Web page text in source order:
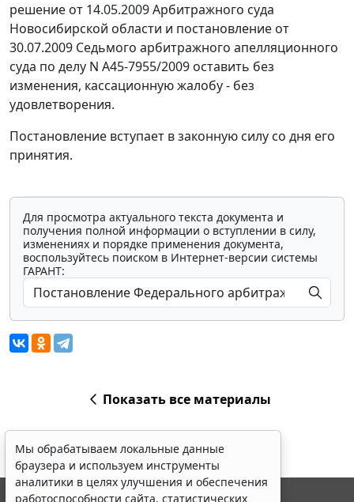
решение от 14.05.2009 Арбитражного суда
Новосибирской области и постановление от
30.07.2009 Седьмого арбитражного апелляционного
суда по делу N А45-7955/2009 оставить без
изменения, кассационную жалобу - без
удовлетворения.
Постановление вступает в законную силу со дня его
принятия.
Для просмотра актуального текста документа и
получения полной информации о вступлении в силу,
изменениях и порядке применения документа,
воспользуйтесь поиском в Интернет-версии системы
ГАРАНТ:
Показать все материалы
Мы обрабатываем локальные данные
браузера и используем инструменты
аналитики в целях улучшения и обеспечения
работоспособности сайта, статистических